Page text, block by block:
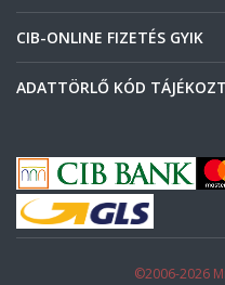
CIB-ONLINE FIZETÉS GYIK
ADATTÖRLŐ KÓD
©2006-2026